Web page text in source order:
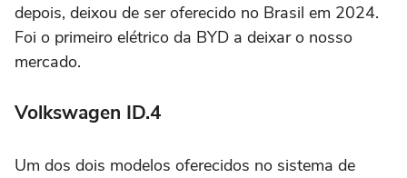
depois, deixou de ser oferecido no Brasil em 2024.
Foi o primeiro elétrico da BYD a deixar o nosso
mercado.
Volkswagen ID.4
Um dos dois modelos oferecidos no sistema de